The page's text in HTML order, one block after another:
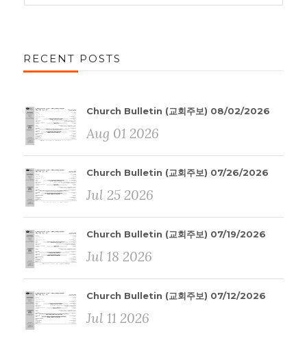
RECENT POSTS
Church Bulletin (교회주보) 08/02/2026
Aug 01 2026
Church Bulletin (교회주보) 07/26/2026
Jul 25 2026
Church Bulletin (교회주보) 07/19/2026
Jul 18 2026
Church Bulletin (교회주보) 07/12/2026
Jul 11 2026